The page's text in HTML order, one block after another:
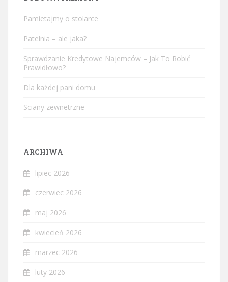
Pamietajmy o stolarce
Patelnia – ale jaka?
Sprawdzanie Kredytowe Najemców – Jak To Robić
Prawidłowo?
Dla każdej pani domu
Sciany zewnetrzne
ARCHIWA
lipiec 2026
czerwiec 2026
maj 2026
kwiecień 2026
marzec 2026
luty 2026